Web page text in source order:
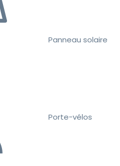
Panneau solaire
Porte-vélos